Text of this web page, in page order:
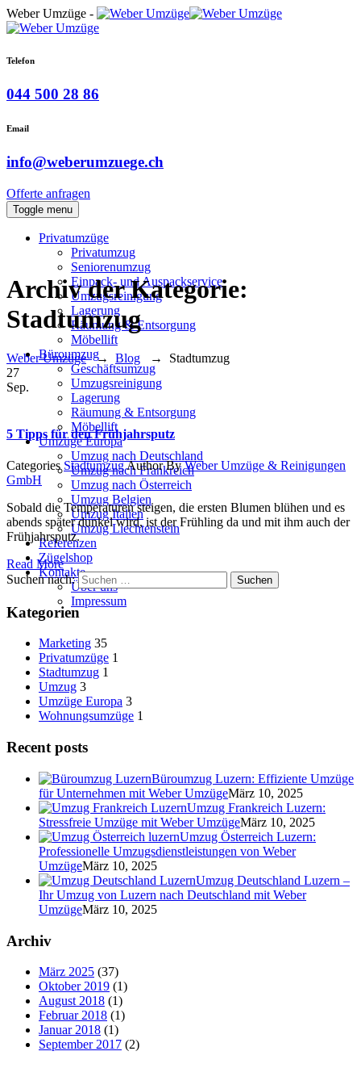
Weber Umzüge -
Telefon
044 500 28 86
Email
info@weberumzuege.ch
Offerte anfragen
Toggle menu
Privatumzüge
Privatumzug
Seniorenumzug
Einpack- und Auspackservice
Umzugsreinigung
Lagerung
Räumung & Entsorgung
Möbellift
Büroumzug
Geschäftsumzug
Umzugsreinigung
Lagerung
Räumung & Entsorgung
Möbellift
Umzüge Europa
Umzug nach Deutschland
Umzug nach Frankreich
Umzug nach Österreich
Umzug Belgien
Umzug Italien
Umzug Liechtenstein
Referenzen
Zügelshop
Kontakte
Über uns
Impressum
Archiv der Kategorie:
Stadtumzug
Weber Umzüge → Blog → Stadtumzug
27
Sep.
5 Tipps für den Frühjahrsputz
Categories StadtumzugAuthorByWeber Umzüge & Reinigungen
GmbH
Sobald die Temperaturen steigen, die ersten Blumen blühen und es
abends später dunkel wird, ist der Frühling da und mit ihm auch der
Frühjahrsputz.
Read More
Suchen nach:
Kategorien
Marketing 35
Privatumzüge 1
Stadtumzug 1
Umzug 3
Umzüge Europa 3
Wohnungsumzüge 1
Recent posts
Büroumzug Luzern: Effiziente Umzüge
für Unternehmen mit Weber UmzügeMärz 10, 2025
Umzug Frankreich Luzern:
Stressfreie Umzüge mit Weber UmzügeMärz 10, 2025
Umzug Österreich Luzern:
Professionelle Umzugsdienstleistungen von Weber
UmzügeMärz 10, 2025
Umzug Deutschland Luzern –
Ihr Umzug von Luzern nach Deutschland mit Weber
UmzügeMärz 10, 2025
Archiv
März 2025 (37)
Oktober 2019 (1)
August 2018 (1)
Februar 2018 (1)
Januar 2018 (1)
September 2017 (2)